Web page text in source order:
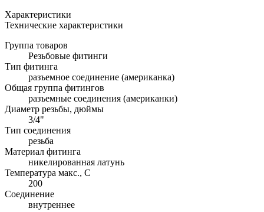
Характеристики
Технические характеристики
Группа товаров
Резьбовые фитинги
Тип фитинга
разъемное соединение (американка)
Общая группа фитингов
разъемные соединения (американки)
Диаметр резьбы, дюймы
3/4"
Тип соединения
резьба
Материал фитинга
никелированная латунь
Температура макс., С
200
Соединение
внутреннее